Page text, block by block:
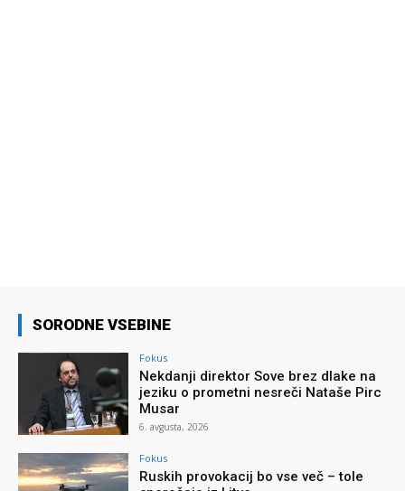
SORODNE VSEBINE
Fokus
Nekdanji direktor Sove brez dlake na
jeziku o prometni nesreči Nataše Pirc
Musar
6. avgusta, 2026
Fokus
Ruskih provokacij bo vse več – tole